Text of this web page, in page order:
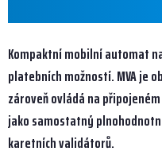
Kompaktní mobilní automat
platebních možností. MVA je
zároveň ovládá na
jako samostatný
karetních validátorů.